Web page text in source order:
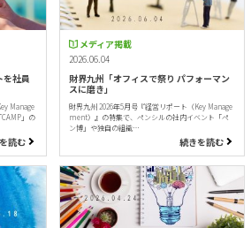
を社員
Manage
」の
読む
メディア掲載
2026.06.04
財界九州「オフィスで祭り パフォーマン
スに磨き」
財界九州 2026年5月号『経営リポート（Key Manage
ment）』の特集で、ペンシルの社内イベント「ペ
ン博」や独自の組織…
続きを読む